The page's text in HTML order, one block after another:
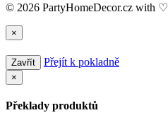
© 2026 PartyHomeDecor.cz with ♡
×
Zavřít Přejít k pokladně
×
Překlady produktů